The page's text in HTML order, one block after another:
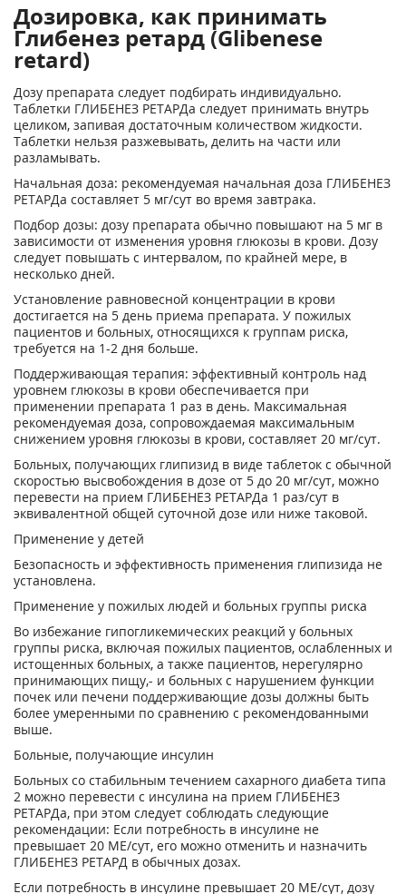
Дозировка, как принимать
Глибенез ретард (Glibenese
retard)
Дозу препарата следует подбирать индивидуально.
Таблетки ГЛИБЕНЕЗ РЕТАРДа следует принимать внутрь
целиком, запивая достаточным количеством жидкости.
Таблетки нельзя разжевывать, делить на части или
разламывать.
Начальная доза: рекомендуемая начальная доза ГЛИБЕНЕЗ
РЕТАРДа составляет 5 мг/сут во время завтрака.
Подбор дозы: дозу препарата обычно повышают на 5 мг в
зависимости от изменения уровня глюкозы в крови. Дозу
следует повышать с интервалом, по крайней мере, в
несколько дней.
Установление равновесной концентрации в крови
достигается на 5 день приема препарата. У пожилых
пациентов и больных, относящихся к группам риска,
требуется на 1-2 дня больше.
Поддерживающая терапия: эффективный контроль над
уровнем глюкозы в крови обеспечивается при
применении препарата 1 раз в день. Максимальная
рекомендуемая доза, сопровождаемая максимальным
снижением уровня глюкозы в крови, составляет 20 мг/сут.
Больных, получающих глипизид в виде таблеток с обычной
скоростью высвобождения в дозе от 5 до 20 мг/сут, можно
перевести на прием ГЛИБЕНЕЗ РЕТАРДа 1 раз/сут в
эквивалентной общей суточной дозе или ниже таковой.
Применение у детей
Безопасность и эффективность применения глипизида не
установлена.
Применение у пожилых людей и больных группы риска
Во избежание гипогликемических реакций у больных
группы риска, включая пожилых пациентов, ослабленных и
истощенных больных, а также пациентов, нерегулярно
принимающих пищу,- и больных с нарушением функции
почек или печени поддерживающие дозы должны быть
более умеренными по сравнению с рекомендованными
выше.
Больные, получающие инсулин
Больных со стабильным течением сахарного диабета типа
2 можно перевести с инсулина на прием ГЛИБЕНЕЗ
РЕТАРДа, при этом следует соблюдать следующие
рекомендации: Если потребность в инсулине не
превышает 20 МЕ/сут, его можно отменить и назначить
ГЛИБЕНЕЗ РЕТАРД в обычных дозах.
Если потребность в инсулине превышает 20 МЕ/сут, дозу